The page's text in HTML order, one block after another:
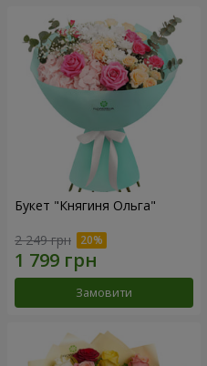
Букет "Княгиня Ольга"
2 249 грн
Замовити